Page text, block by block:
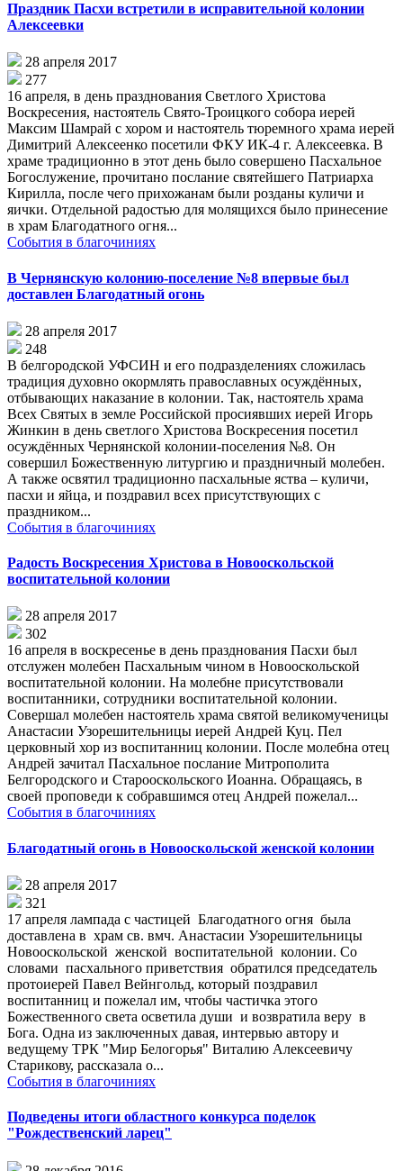
Праздник Пасхи встретили в исправительной колонии
Алексеевки
28 апреля 2017
277
16 апреля, в день празднования Светлого Христова
Воскресения, настоятель Свято-Троицкого собора иерей
Максим Шамрай с хором и настоятель тюремного храма иерей
Димитрий Алексеенко посетили ФКУ ИК-4 г. Алексеевка. В
храме традиционно в этот день было совершено Пасхальное
Богослужение, прочитано послание святейшего Патриарха
Кирилла, после чего прихожанам были розданы куличи и
яички. Отдельной радостью для молящихся было принесение
в храм Благодатного огня...
События в благочиниях
В Чернянскую колонию-поселение №8 впервые был
доставлен Благодатный огонь
28 апреля 2017
248
В белгородской УФСИН и его подразделениях сложилась
традиция духовно окормлять православных осуждённых,
отбывающих наказание в колонии. Так, настоятель храма
Всех Святых в земле Российской просиявших иерей Игорь
Жинкин в день светлого Христова Воскресения посетил
осуждённых Чернянской колонии-поселения №8. Он
совершил Божественную литургию и праздничный молебен.
А также освятил традиционно пасхальные яства – куличи,
пасхи и яйца, и поздравил всех присутствующих с
праздником...
События в благочиниях
Радость Воскресения Христова в Новооскольской
воспитательной колонии
28 апреля 2017
302
16 апреля в воскресенье в день празднования Пасхи был
отслужен молебен Пасхальным чином в Новооскольской
воспитательной колонии. На молебне присутствовали
воспитанники, сотрудники воспитательной колонии.
Совершал молебен настоятель храма святой великомученицы
Анастасии Узорешительницы иерей Андрей Куц. Пел
церковный хор из воспитанниц колонии. После молебна отец
Андрей зачитал Пасхальное послание Митрополита
Белгородского и Старооскольского Иоанна. Обращаясь, в
своей проповеди к собравшимся отец Андрей пожелал...
События в благочиниях
Благодатный огонь в Новооскольской женской колонии
28 апреля 2017
321
17 апреля лампада с частицей Благодатного огня была
доставлена в храм св. вмч. Анастасии Узорешительницы
Новооскольской женской воспитательной колонии. Со
словами пасхального приветствия обратился председатель
протоиерей Павел Вейнгольд, который поздравил
воспитанниц и пожелал им, чтобы частичка этого
Божественного света осветила души и возвратила веру в
Бога. Одна из заключенных давая, интервью автору и
ведущему ТРК "Мир Белогорья" Виталию Алексеевичу
Старикову, рассказала о...
События в благочиниях
Подведены итоги областного конкурса поделок
"Рождественский ларец"